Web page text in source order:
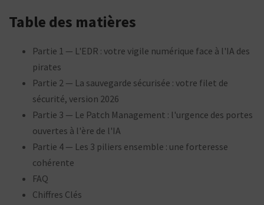
Table des matières
Partie 1 — L'EDR : votre vigile numérique face à l'IA des
pirates
Partie 2 — La sauvegarde sécurisée : votre filet de
sécurité, version 2026
Partie 3 — Le Patch Management : l'urgence des portes
ouvertes à l'ère de l'IA
Partie 4 — Les 3 piliers ensemble : une forteresse
cohérente
FAQ
Chiffres Clés